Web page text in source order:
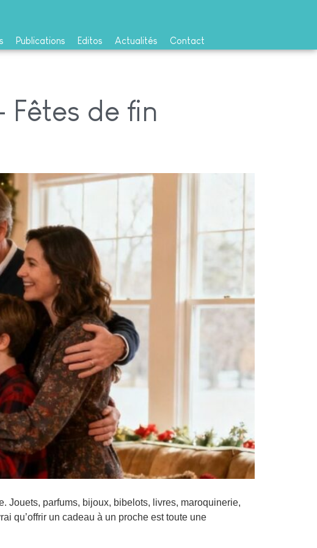
Publications Editos Actualités Contact
Fêtes de fin
Jouets, parfums, bijoux, bibelots, livres, maroquinerie,
qu’offrir un cadeau à un proche est toute une